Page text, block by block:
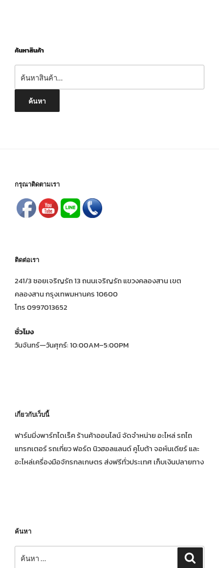
ค้นหาสินค้า
ค้นหา
กรุณาติดตามเรา
ติดต่อเรา
241/3 ซอยเจริญรัถ 13 ถนนเจริญรัถ แขวงคลองสาน เขต
คลองสาน กรุงเทพมหานคร 10600
โทร 0997013652
ชั่วโมง
วันจันทร์—วันศุกร์: 10:00AM–5:00PM
เกี่ยวกับเว็บนี้
ฟาร์มมิ่งพาร์ทไดเร็ค ร้านค้าออนไลน์ จัดจำหน่าย อะไหล่ รถไถ
แทรกเตอร์ รถเกี่ยว ฟอร์ด นิวฮอลแลนด์ คูโบต้า จอห์นเดียร์ และ
อะไหล่เครื่องมือจักรกลเกษตร ส่งฟรีทั่วประเทศ เก็บเงินปลายทาง
ค้นหา
ค้นหา: